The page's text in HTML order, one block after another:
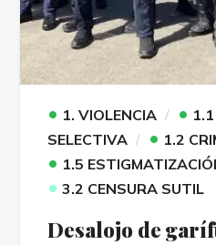
• 1. VIOLENCIA •
SELECTIVA
• 1.2
• 1.5
• 3.2 CENSURA SUTIL
Desalojo de